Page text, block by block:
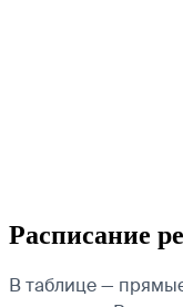
Расписание
В таблице —